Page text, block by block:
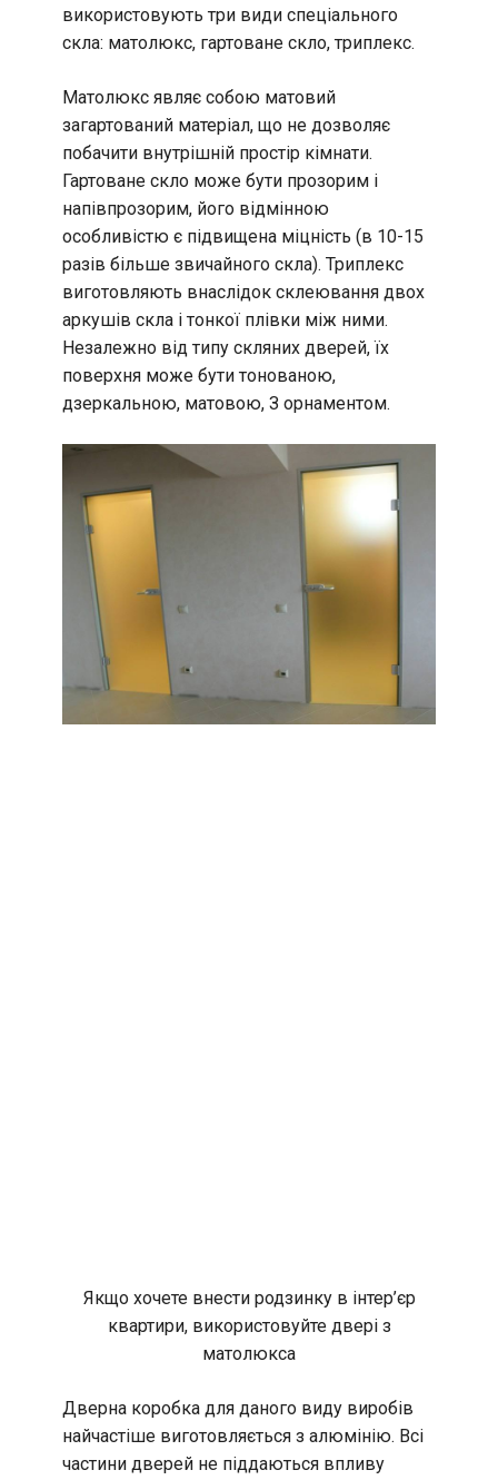
використовують три види спеціального
скла: матолюкс, гартоване скло, триплекс.
Матолюкс являє собою матовий
загартований матеріал, що не дозволяє
побачити внутрішній простір кімнати.
Гартоване скло може бути прозорим і
напівпрозорим, його відмінною
особливістю є підвищена міцність (в 10-15
разів більше звичайного скла). Триплекс
виготовляють внаслідок склеювання двох
аркушів скла і тонкої плівки між ними.
Незалежно від типу скляних дверей, їх
поверхня може бути тонованою,
дзеркальною, матовою, З орнаментом.
Якщо хочете внести родзинку в інтер’єр
квартири, використовуйте двері з
матолюкса
Дверна коробка для даного виду виробів
найчастіше виготовляється з алюмінію. Всі
частини дверей не піддаються впливу